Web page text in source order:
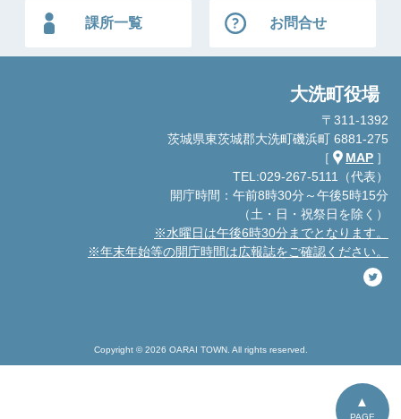
PAGE
課所一覧 お問合せ
大洗町役場
〒311-1392
茨城県東茨城郡大洗町磯浜町 6881-275
［
MAP ］
TEL:029-267-5111（代表）
開庁時間：午前8時30分～午後5時15分
（土・日・祝祭日を除く）
※水曜日は午後6時30分までとなります。
※年末年始等の開庁時間は広報誌をご確認ください。
Copyright © 2026 OARAI TOWN. All rights reserved.